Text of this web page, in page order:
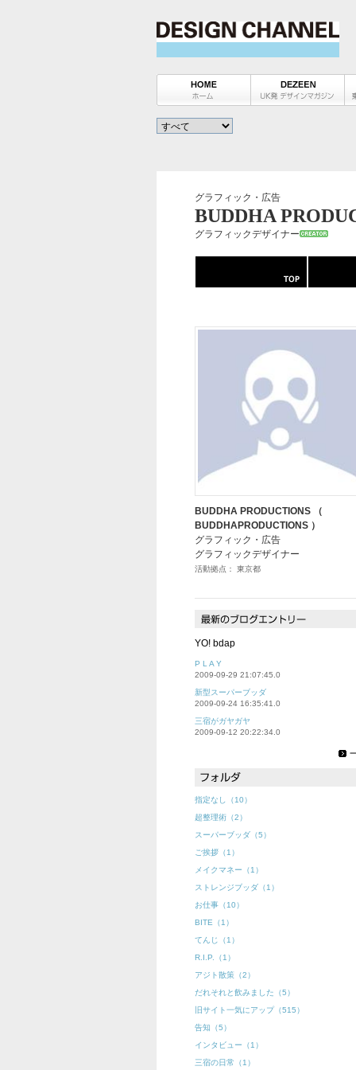
グラフィック・広告
BUDDHA
グラフィックデザイナー
BUDDHA PRODUCTIONS （
BUDDHAPRODUCTIONS ）
グラフィック・広告
グラフィックデザイナー
活動拠点： 東京都
YO! bdap
P L A Y
2009-09-29 21:07:45.0
新型スーパーブッダ
2009-09-24 16:35:41.0
三宿がガヤガヤ
2009-09-12 20:22:34.0
指定なし（10）
超整理術（2）
スーパーブッダ（5）
ご挨拶（1）
メイクマネー（1）
ストレンジブッダ（1）
お仕事（10）
BITE（1）
てんじ（1）
R.I.P.（1）
アジト散策（2）
だれそれと飲みました（5）
旧サイト一気にアップ（515）
告知（5）
インタビュー（1）
三宿の日常（1）